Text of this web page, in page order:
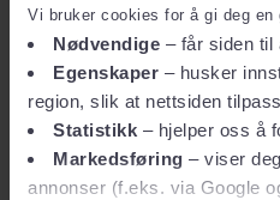
Vi bruker cookies for å gi deg en
Nødvendige – får siden til
Egenskaper – husker
region, slik at nettsiden
Statistikk – hjelper oss å
Markedsføring – viser
annonser (f.eks. via Google